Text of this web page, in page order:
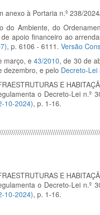
anexo à Portaria n.º 238/
Ambiente, do
apoio financeiro ao
, p. 6106 - 6111. Versão
março, e43/2010, de 30 de
dezembro, e pelo Decreto-Lei
E
o Decreto-Lei
10-2024), p. 1-16.
E
o Decreto-Lei
10-2024), p. 1-16.